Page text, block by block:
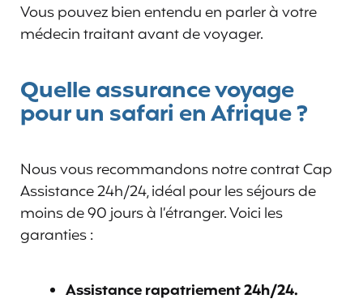
Vous pouvez bien entendu en parler à votre
médecin traitant avant de voyager.
Quelle assurance voyage
pour un safari en Afrique ?
Nous vous recommandons notre contrat Cap
Assistance 24h/24, idéal pour les séjours de
moins de 90 jours à l’étranger. Voici les
garanties :
Assistance rapatriement 24h/24.